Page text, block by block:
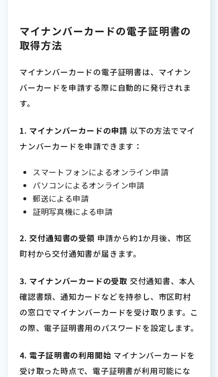
マイナンバーカードの電子証明書の
取得方法
マイナンバーカードの電子証明書は、マイナン
バーカードを申請する際に自動的に発行されま
す。
1. マイナンバーカードの申請 以下の方法でマイ
ナンバーカードを申請できます：
スマートフォンによるオンライン申請
パソコンによるオンライン申請
郵送による申請
証明写真機による申請
2. 交付通知書の受領 申請から約1か月後、市区
町村から交付通知書が届きます。
3. マイナンバーカードの受取 交付通知書、本人
確認書類、通知カードなどを持参し、市区町村
の窓口でマイナンバーカードを受け取ります。こ
の際、電子証明書用のパスワードを設定します。
4. 電子証明書の利用開始 マイナンバーカードを
受け取った時点で、電子証明書が利用可能にな